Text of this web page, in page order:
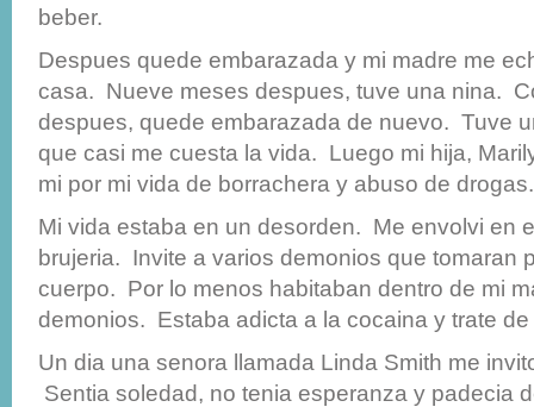
beber.
Despues quede embarazada y mi madre me
casa. Nueve meses despues, tuve una nina.
despues, quede embarazada de nuevo. Tuve
que casi me cuesta la vida. Luego mi hija,
mi por mi vida de borrachera y abuso de drogas.
Mi vida estaba en un desorden. Me envolvi en
brujeria. Invite a varios demonios que tomaran
cuerpo. Por lo menos habitaban dentro de mi
demonios. Estaba adicta a la cocaina y trate
Un dia una senora llamada Linda Smith me
Sentia soledad, no tenia esperanza y padecia